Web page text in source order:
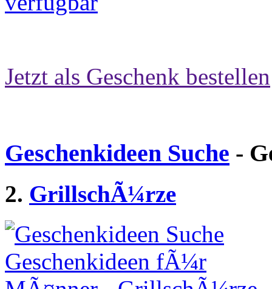
Jetzt als Geschenk bestellen
Geschenkideen Suche -
2. GrillschÃ¼rze